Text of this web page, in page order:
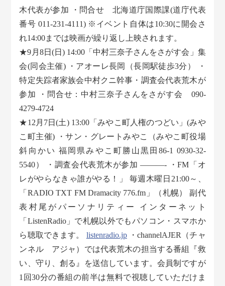
木代表が参加 ・問合せ 北海道庁国際課(道庁代表
番号 011-231-4111) ※イベント自体は10:30に開会さ
れ14:00までは映画が繰り返し上映されます。
★9月8日(日) 14:00「中村三奈子さんをさがす会」集
会(同会主催) ・アオーレ長岡（長岡駅徒歩3分） ・
特定失踪者家族会中村クニ幹事・調査会代表荒木が
参加 ・問合せ：中村三奈子さんをさがす会 090-
4279-4724
★12月7日(土) 13:00「みやこ町人権のつどい」(みや
こ町主催) ・サン・グレートみやこ（みやこ町役場
斜向かい 福岡県みやこ町勝山黒田86-1 0930-32-
5540） ・調査会代表荒木が参加 ———- ・FM「オ
レがやらなきゃ誰がやる！」 毎週木曜日21:00～、
「RADIO TXT FM Dramacity 776.fm」（札幌） 副代
表村尾がパーソナリティー インターネット
「ListenRadio」で札幌以外でもパソコン・スマホか
ら聴取できます。 listenradio.jp・channelAJER（チャ
ンネル アジャ）では代表荒木の担当する番組『救
い、守り、創る』を送信しています。会員制ですが
1回30分の番組の前半は無料で視聴していただけま